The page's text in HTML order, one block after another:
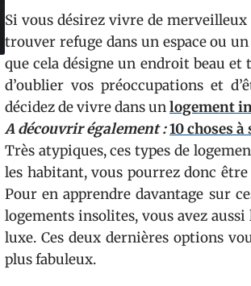
Si vous désirez vivre de
trouver refuge dans un espace ou
que cela désigne un endroit beau
d’oublier vos préoccupations et
décidez de vivre dans unlogement
A découvrir également :10 choses
Très atypiques, ces types de
les habitant, vous pourrez donc
Pour en apprendre davantage sur
logements insolites, vous avez
luxe. Ces deux dernières options
plus fabuleux.